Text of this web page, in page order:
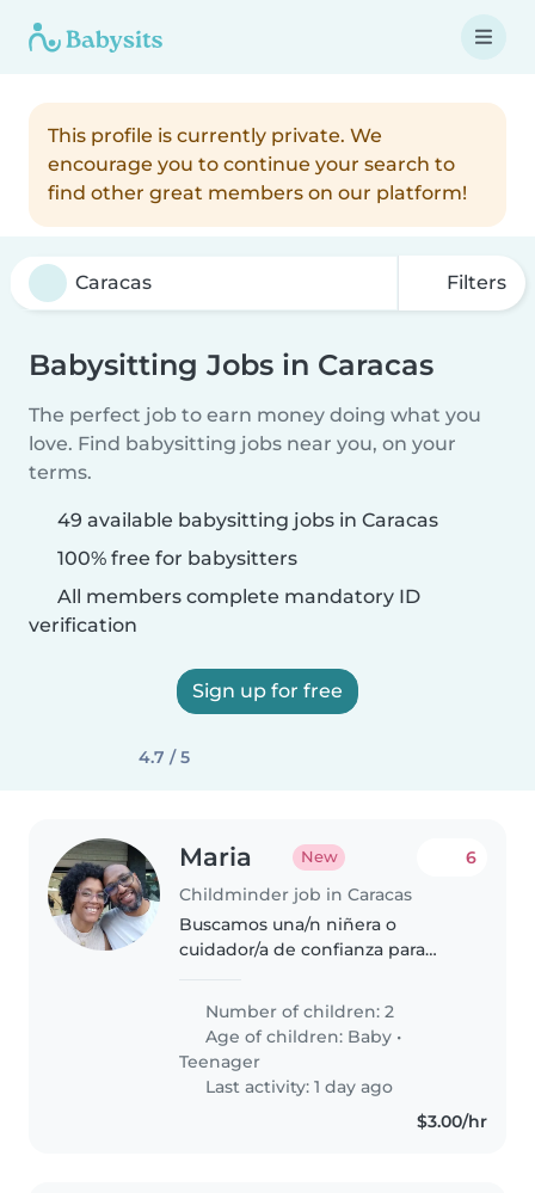
This profile is currently private. We
encourage you to continue your search to
find other great members on our platform!
Filters
Babysitting Jobs in Caracas
The perfect job to earn money doing what you
love. Find babysitting jobs near you, on your
terms.
49 available babysitting jobs in Caracas
100% free for babysitters
All members complete mandatory ID
verification
Sign up for free
4.7 / 5
Maria New
Childminder job in Caracas
6
Buscamos una/n niñera o
cuidador/a de confianza para
activo y un adolescente
deportista. Se requiere
experiencia con niños de estas
edades y disposición..
Number of children: 2
Age of children: Baby •
Teenager
Last activity: 1 day ago
$3.00/hr